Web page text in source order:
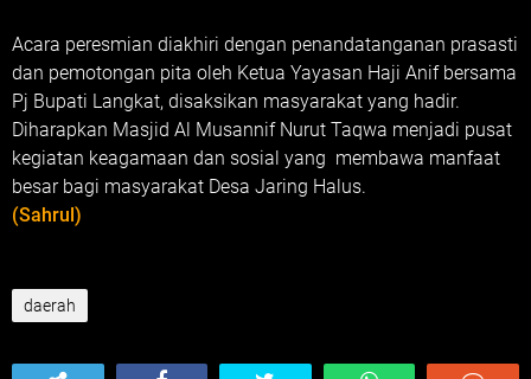
Acara peresmian diakhiri dengan penandatanganan prasasti
dan pemotongan pita oleh Ketua Yayasan Haji Anif bersama
Pj Bupati Langkat, disaksikan masyarakat yang hadir.
Diharapkan Masjid Al Musannif Nurut Taqwa menjadi pusat
kegiatan keagamaan dan sosial yang membawa manfaat
besar bagi masyarakat Desa Jaring Halus.
(Sahrul)
daerah